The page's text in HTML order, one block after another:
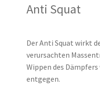
Anti Squat
Der Anti Squat wirkt
verursachten
Wippen des
entgegen.